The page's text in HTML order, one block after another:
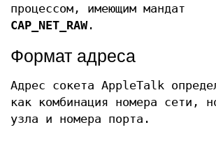
процессом, имеющим мандат
CAP_NET_RAW.
Формат адреса
Адрес сокета AppleTalk
как комбинация номера сети,
узла и номера порта.